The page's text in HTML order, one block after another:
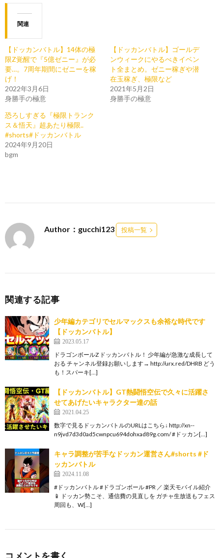
関連
【ドッカンバトル】14体の極
限Z覚醒で『5億ゼニー』が必
要…。7周年期間にゼニーを稼
げ！
2022年3月6日
身勝手の極意
【ドッカンバトル】ゴールデ
ンウィークにやるべきイベン
ト全まとめ。ゼニー稼ぎや潜
在玉稼ぎ、極限など
2021年5月2日
身勝手の極意
恐ろしすぎる『極限トランク
ス＆悟天』超あたり極限..
#shorts#ドッカンバトル
2024年9月20日
bgm
Author：gucchi123 投稿一覧
関連する記事
少年編カテゴリでセルマックスも余裕な時代です
【ドッカンバトル】
2023.05.17
ドラゴンボールZ ドッカンバトル！ 少年編が急激な成長して
おる チャンネル登録お願いします→ http://urx.red/DHRB どう
も！スパーキ[…]
【ドッカンバトル】GT熱闘悟空伝で久々に活躍さ
せてあげたいキャラクター達の話
2021.04.25
数字で見るドッカンバトルのURLはこちら↓ http://xn--
n9jvd7d3d0ad5cwnpcu694dohxad89g.com/ #ドッカン[…]
キャラ調整が苦手なドッカン運営さん#shorts #ド
ッカンバトル
2024.11.08
#ドッカンバトル #ドラゴンボール #PR ／ 楽天モバイル紹介
📱 ドッカン勢こそ、通信費の見直しを ガチャ生放送もフェス
周回も、W[…]
コメントを書く